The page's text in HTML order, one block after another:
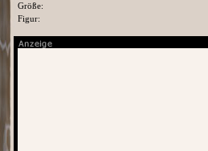
Größe:
Figur: